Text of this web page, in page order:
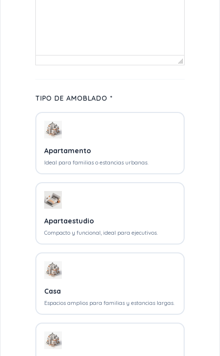
TIPO DE AMOBLADO *
Apartamento
Ideal para familias o estancias urbanas.
Apartaestudio
Compacto y funcional, ideal para ejecutivos.
Casa
Espacios amplios para familias y estancias largas.